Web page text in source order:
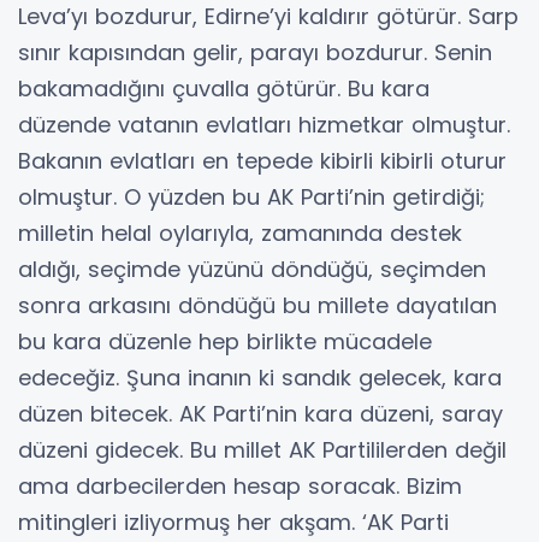
Leva’yı bozdurur, Edirne’yi kaldırır götürür. Sarp
sınır kapısından gelir, parayı bozdurur. Senin
bakamadığını çuvalla götürür. Bu kara
düzende vatanın evlatları hizmetkar olmuştur.
Bakanın evlatları en tepede kibirli kibirli oturur
olmuştur. O yüzden bu AK Parti’nin getirdiği;
milletin helal oylarıyla, zamanında destek
aldığı, seçimde yüzünü döndüğü, seçimden
sonra arkasını döndüğü bu millete dayatılan
bu kara düzenle hep birlikte mücadele
edeceğiz. Şuna inanın ki sandık gelecek, kara
düzen bitecek. AK Parti’nin kara düzeni, saray
düzeni gidecek. Bu millet AK Partililerden değil
ama darbecilerden hesap soracak. Bizim
mitingleri izliyormuş her akşam. ‘AK Parti